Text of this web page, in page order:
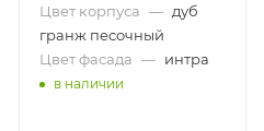
Цвет корпуса — дуб
гранж песочный
Цвет фасада — интра
в наличии